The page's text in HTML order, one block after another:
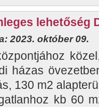
lehetőség
2023. október 09.
házas
130 m2
kb 60